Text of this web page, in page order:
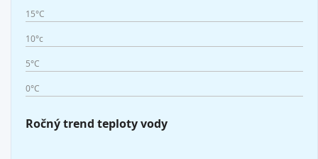
15°C
10°c
5°C
0°C
Ročný trend teploty vody